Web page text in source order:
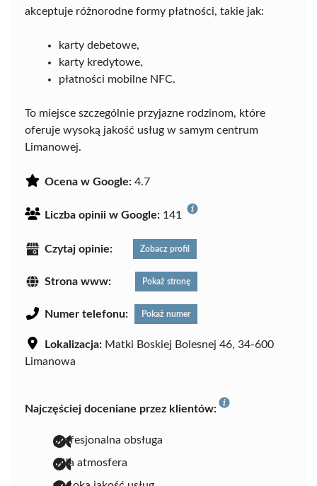
akceptuje różnorodne formy płatności, takie jak:
karty debetowe,
karty kredytowe,
płatności mobilne NFC.
To miejsce szczególnie przyjazne rodzinom, które
oferuje wysoką jakość usług w samym centrum
Limanowej.
Ocena w Google: 4.7
Liczba opinii w Google: 141
Czytaj opinie: Zobacz profil
Strona www: Pokaż stronę
Numer telefonu: Pokaż numer
Lokalizacja: Matki Boskiej Bolesnej 46, 34-600
Limanowa
Najczęściej doceniane przez klientów:
profesjonalna obsługa
miła atmosfera